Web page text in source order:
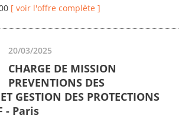
[ voir l'offre complète ]
20/03/2025
CHARGE DE MISSION
PREVENTIONS DES
GESTION DES PROTECTIONS
- Paris